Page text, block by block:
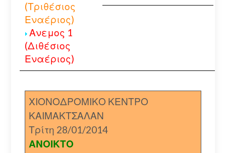
(Τριθέσιος
Εναέριος)
Ανεμος 1
(Διθέσιος
Εναέριος)
ΧΙΟΝΟΔΡΟΜΙΚΟ ΚΕΝΤΡΟ
ΚΑΙΜΑΚΤΣΑΛΑΝ
Τρίτη 28/01/2014
ΑΝΟΙΚΤΟ